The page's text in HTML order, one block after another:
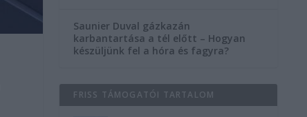
Saunier Duval gázkazán
karbantartása a tél előtt – Hogyan
készüljünk fel a hóra és fagyra?
FRISS TÁMOGATÓI TARTALOM